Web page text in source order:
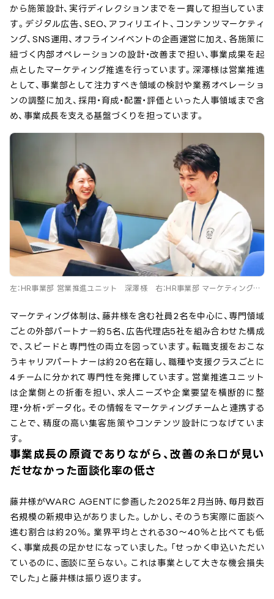
から施策設計、実行ディレクションまでを一貫して担当していま
す。デジタル広告、SEO、アフィリエイト、コンテンツマーケティ
ング、SNS運用、オフラインイベントの企画運営に加え、各施策に
紐づく内部オペレーションの設計・改善まで担い、事業成果を起
点としたマーケティング推進を行っています。深澤様は営業推進
として、事業部として注力すべき領域の検討や業務オペレーショ
ンの調整に加え、採用・育成・配置・評価といった人事領域まで含
め、事業成長を支える基盤づくりを担っています。
左：HR事業部 営業推進ユニット 深澤様 右：HR事業部 マーケティングユ
マーケティング体制は、藤井様を含む社員2名を中心に、専門領域
ごとの外部パートナー約5名、広告代理店5社を組み合わせた構成
で、スピードと専門性の両立を図っています。転職支援をおこな
うキャリアパートナーは約20名在籍し、職種や支援クラスごとに
4チームに分かれて専門性を発揮しています。営業推進ユニット
は企業側との折衝を担い、求人ニーズや企業要望を横断的に整
理・分析・データ化。その情報をマーケティングチームと連携する
ことで、精度の高い集客施策やコンテンツ設計につなげていま
す。
事業成長の原資でありながら、改善の糸口が見い
だせなかった面談化率の低さ
藤井様がWARC AGENTに参画した2025年2月当時、毎月数百
名規模の新規申込がありました。しかし、そのうち実際に面談へ
進む割合は約20％。業界平均とされる30〜40％と比べても低
く、事業成長の足かせになっていました。「せっかく申込いただい
ているのに、面談に至らない。これは事業として大きな機会損失
でした」と藤井様は振り返ります。